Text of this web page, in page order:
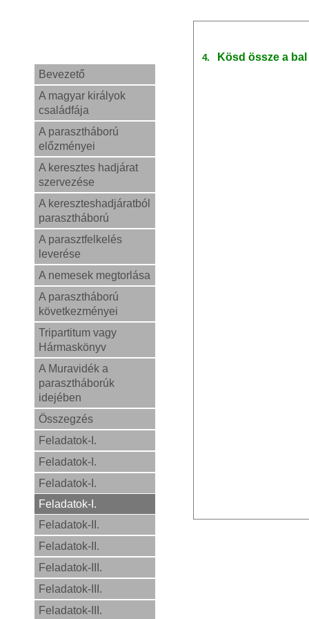
Bevezető
A magyar királyok
családfája
A parasztháború
előzményei
A keresztes hadjárat
szervezése
A kereszteshadjáratból
parasztháború
A parasztfelkelés
leverése
A nemesek megtorlása
A parasztháború
következményei
Tripartitum vagy
Hármaskönyv
A Muravidék a
parasztháborúk
idejében
Összegzés
Feladatok-I.
Feladatok-I.
Feladatok-I.
Feladatok-I.
Feladatok-II.
Feladatok-II.
Feladatok-III.
Feladatok-III.
Feladatok-III.
4. Kösd össze a